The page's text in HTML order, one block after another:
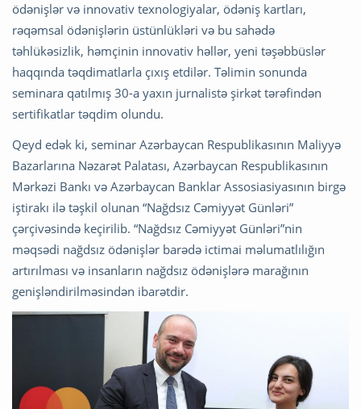
ödənişlər və innovativ texnologiyalar, ödəniş kartları,
rəqəmsal ödənişlərin üstünlükləri və bu sahədə
təhlükəsizlik, həmçinin innovativ həllər, yeni təşəbbüslər
haqqında təqdimatlarla çıxış etdilər. Təlimin sonunda
seminara qatılmış 30-a yaxın jurnalistə şirkət tərəfindən
sertifikatlar təqdim olundu.
Qeyd edək ki, seminar Azərbaycan Respublikasının Maliyyə
Bazarlarına Nəzarət Palatası, Azərbaycan Respublikasının
Mərkəzi Bankı və Azərbaycan Banklar Assosiasiyasının birgə
iştirakı ilə təşkil olunan “Nağdsız Cəmiyyət Günləri”
çərçivəsində keçirilib. “Nağdsız Cəmiyyət Günləri”nin
məqsədi nağdsız ödənişlər barədə ictimai məlumatlılığın
artırılması və insanların nağdsız ödənişlərə marağının
genişləndirilməsindən ibarətdir.